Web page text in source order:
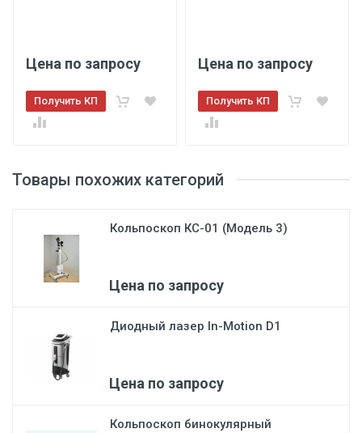
Товары похожих категорий
Кольпоскоп КС-01 (Модель 3)
Цена по запросу
Диодный лазер In-Motion D1
Цена по запросу
Кольпоскоп бинокулярный
Цена по запросу
Получить КП
Цена по запросу
Получить КП